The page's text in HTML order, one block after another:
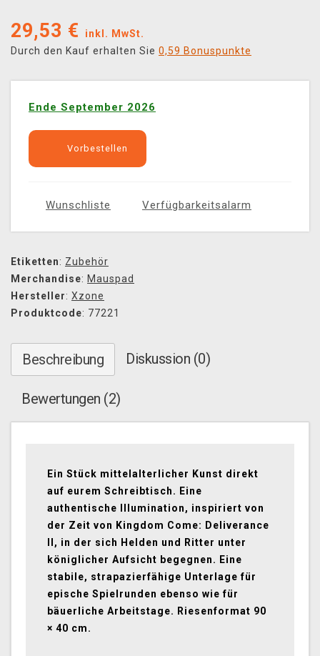
29,53 €
inkl. MwSt.
Durch den Kauf erhalten Sie 0,59 Bonuspunkte
Ende September 2026
Vorbestellen
Wunschliste Verfügbarkeitsalarm
Etiketten: Zubehör
Merchandise: Mauspad
Hersteller: Xzone
Produktcode: 77221
Beschreibung Diskussion (0)
Bewertungen (2)
Ein Stück mittelalterlicher Kunst direkt
auf eurem Schreibtisch. Eine
authentische Illumination, inspiriert von
der Zeit von Kingdom Come: Deliverance
II, in der sich Helden und Ritter unter
königlicher Aufsicht begegnen. Eine
stabile, strapazierfähige Unterlage für
epische Spielrunden ebenso wie für
bäuerliche Arbeitstage. Riesenformat 90
× 40 cm.